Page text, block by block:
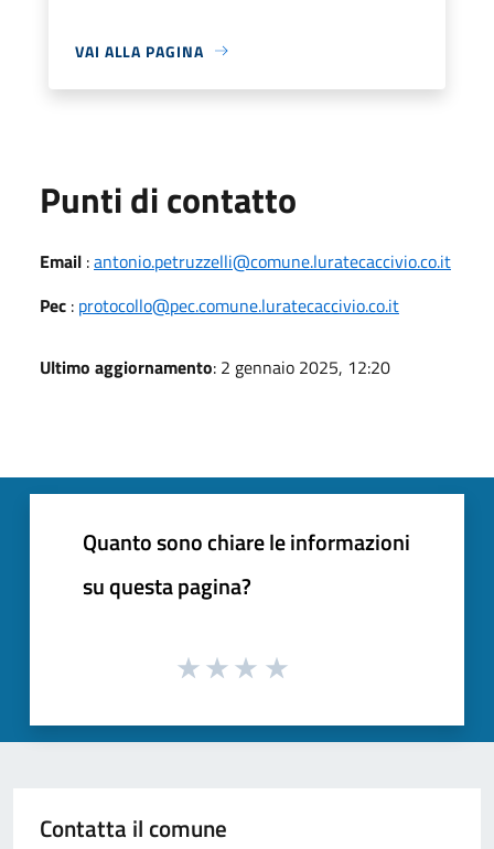
VAI ALLA PAGINA
Punti di contatto
Email :antonio.petruzzelli@comune.luratecaccivio.co.it
Pec : protocollo@pec.comune.luratecaccivio.co.it
Ultimo aggiornamento: 2 gennaio 2025, 12:20
Quanto sono chiare le informazioni
su questa pagina?
Contatta il comune